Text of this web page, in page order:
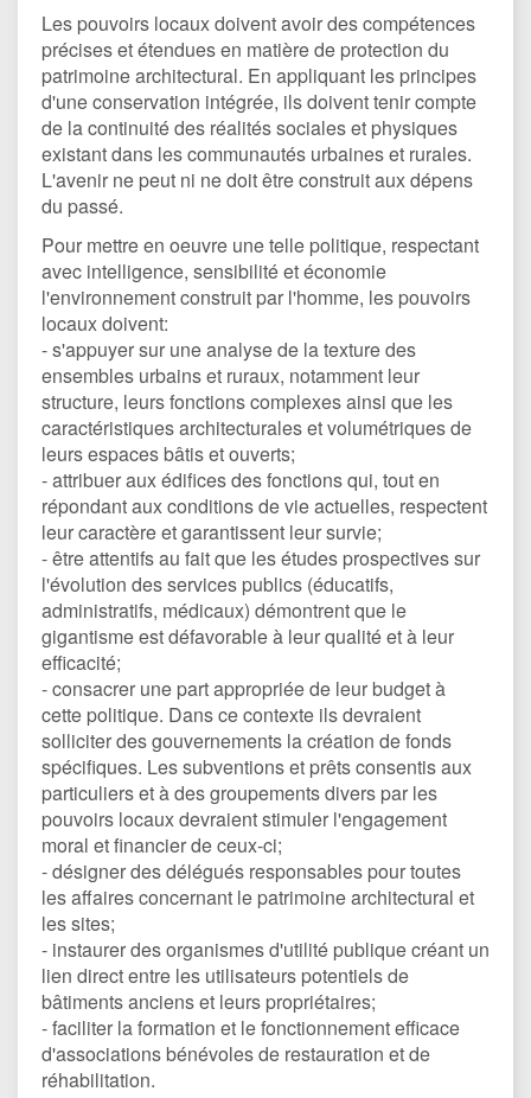
Les pouvoirs locaux doivent avoir des compétences
précises et étendues en matière de protection du
patrimoine architectural. En appliquant les principes
d'une conservation intégrée, ils doivent tenir compte
de la continuité des réalités sociales et physiques
existant dans les communautés urbaines et rurales.
L'avenir ne peut ni ne doit être construit aux dépens
du passé.
Pour mettre en oeuvre une telle politique, respectant
avec intelligence, sensibilité et économie
l'environnement construit par l'homme, les pouvoirs
locaux doivent:
- s'appuyer sur une analyse de la texture des
ensembles urbains et ruraux, notamment leur
structure, leurs fonctions complexes ainsi que les
caractéristiques architecturales et volumétriques de
leurs espaces bâtis et ouverts;
- attribuer aux édifices des fonctions qui, tout en
répondant aux conditions de vie actuelles, respectent
leur caractère et garantissent leur survie;
- être attentifs au fait que les études prospectives sur
l'évolution des services publics (éducatifs,
administratifs, médicaux) démontrent que le
gigantisme est défavorable à leur qualité et à leur
efficacité;
- consacrer une part appropriée de leur budget à
cette politique. Dans ce contexte ils devraient
solliciter des gouvernements la création de fonds
spécifiques. Les subventions et prêts consentis aux
particuliers et à des groupements divers par les
pouvoirs locaux devraient stimuler l'engagement
moral et financier de ceux-ci;
- désigner des délégués responsables pour toutes
les affaires concernant le patrimoine architectural et
les sites;
- instaurer des organismes d'utilité publique créant un
lien direct entre les utilisateurs potentiels de
bâtiments anciens et leurs propriétaires;
- faciliter la formation et le fonctionnement efficace
d'associations bénévoles de restauration et de
réhabilitation.